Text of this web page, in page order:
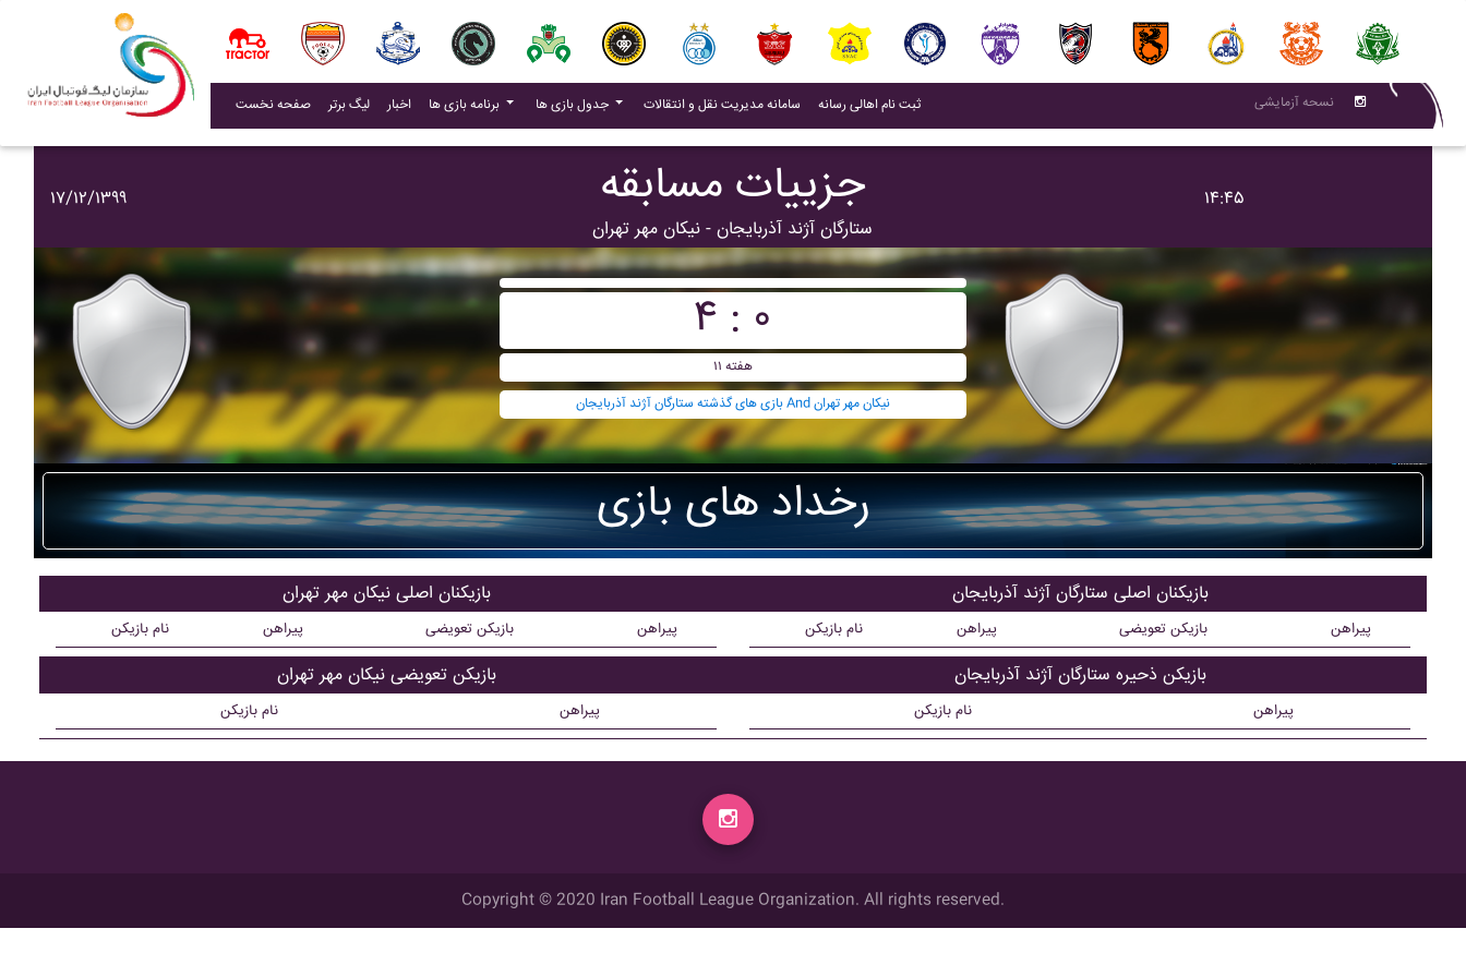
صفحه نخست لیگ برتر اخبار(current) برنامه بازی ها جدول بازی ها سامانه مدیریت نقل و انتقالات (current)
ثبت نام اهالی رسانه(current) نسحه آزمایشی
۱۷/۱۲/۱۳۹۹ جزییات مسابقه
ستارگان آژند آذربايجان - نيکان مهر تهران
۱۴:۴۵
۴ : ۰
هفته ۱۱
بازی های گذشته ستارگان آژند آذربايجان And نيکان مهر تهران
رخداد های بازی
بازیکنان اصلی نيکان مهر تهران
نام بازیکن پیراهن بازیکن تعویضی پیراهن
بازیکن تعویضی نيکان مهر تهران
نام بازیکن پیراهن
بازیکنان اصلی ستارگان آژند آذربايجان
نام بازیکن پیراهن بازیکن تعویضی پیراهن
بازیکن ذحیره ستارگان آژند آذربايجان
نام بازیکن پیراهن
Copyright © 2020 Iran Football League Organization. All rights reserved.